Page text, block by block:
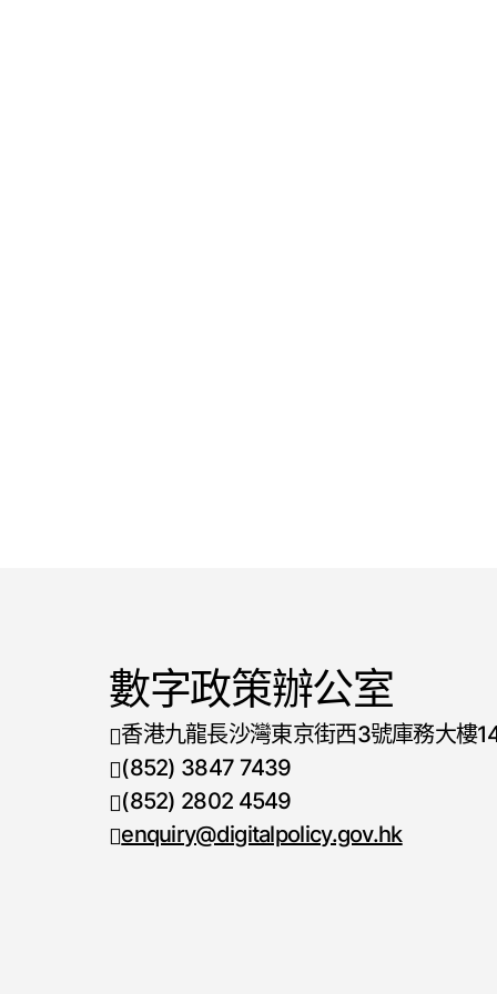
數字政策辦公室
香港九龍長沙灣東京街西3號庫務大樓
電話號碼
(852) 3847 7439
傳真號碼
(852) 2802 4549
enquiry@digitalpolicy.gov.hk